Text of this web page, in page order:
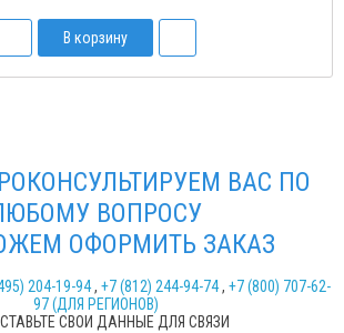
В корзину
ВАС ПО
ВОПРОСУ
ОФОРМИТЬ ЗАКАЗ
204-19-94, +7 (812) 244-94-74, +7 (800) 707-62-
97 (ДЛЯ РЕГИОНОВ)
СВОИ ДАННЫЕ ДЛЯ СВЯЗИ